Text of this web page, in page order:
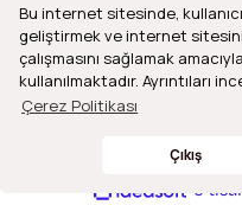
Bu internet sitesinde,
geliştirmek ve internet
çalışmasını sağlamak
kullanılmaktadır. Ayrıntıları
Çerez Politikası
Çıkış
2021© Refleks Fotoğrafçılık,
ideasoft